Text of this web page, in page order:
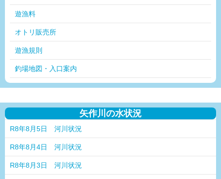
遊漁料
オトリ販売所
遊漁規則
釣場地図・入口案内
矢作川の水状況
R8年8月5日 河川状況
R8年8月4日 河川状況
R8年8月3日 河川状況